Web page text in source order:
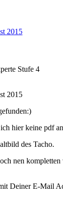
2015
2015
hier keine pdf
des Tacho.
nen
Deiner E-Mail